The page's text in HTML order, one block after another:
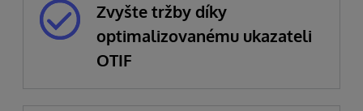
Zvyšte tržby díky
optimalizovanému ukazateli
OTIF